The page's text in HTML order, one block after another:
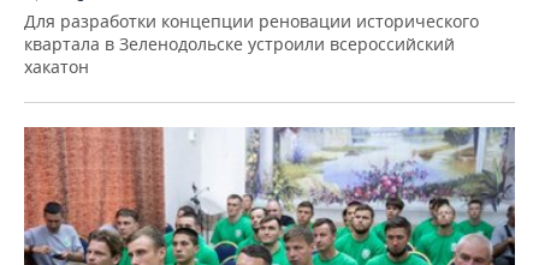
Для разработки концепции реновации исторического
квартала в Зеленодольске устроили всероссийский
хакатон